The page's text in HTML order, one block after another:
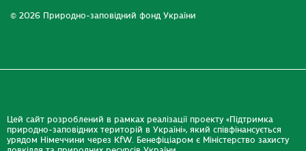
© 2026 Природно-заповідний фонд України
Цей сайт розроблений в рамках реалізації проекту «Підтримка
природно-заповідних територій в Україні», який співфінансується
урядом Німеччини через KfW. Бенефіціаром є Міністерство захисту